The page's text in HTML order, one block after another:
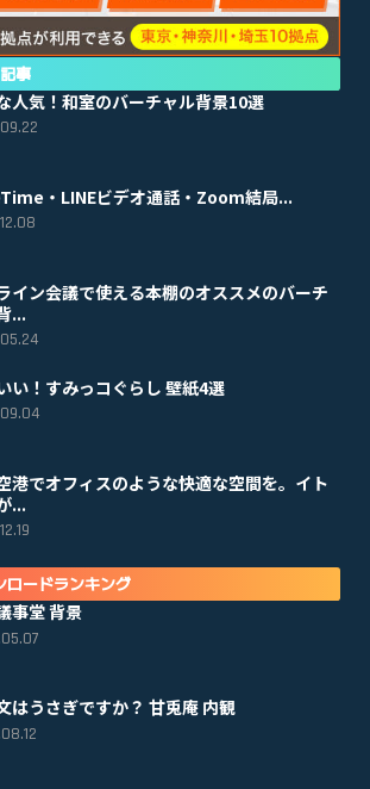
事
人気！和室のバーチャル背景10選
・LINEビデオ通話・Zoom結局...
イン会議で使える本棚のオススメのバーチ
...
い！すみっコぐらし 壁紙4選
港でオフィスのような快適な空間を。イト
...
ードランキング
事堂 背景
はうさぎですか？ 甘兎庵 内観